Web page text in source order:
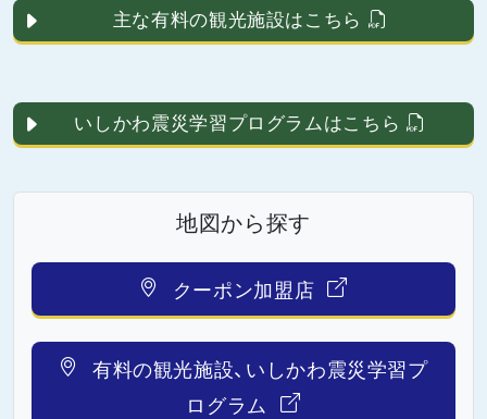
主な有料の観光施設はこちら
いしかわ震災学習プログラムはこちら
地図から探す
クーポン加盟店
有料の観光施設、いしかわ震災学習プ
ログラム